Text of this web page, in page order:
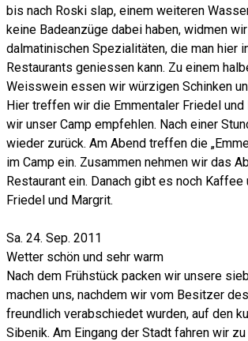
bis nach Roski slap, einem weiteren
keine Badeanzüge dabei haben, widmen
dalmatinischen Spezialitäten, die man hier
Restaurants geniessen kann. Zu einem
Weisswein essen wir würzigen Schinken
Hier treffen wir die Emmentaler Friedel
wir unser Camp empfehlen. Nach einer
wieder zurück. Am Abend treffen die
im Camp ein. Zusammen nehmen wir das
Restaurant ein. Danach gibt es noch Kaffee
Friedel und Margrit.
Sa. 24. Sep. 2011
Wetter schön und sehr warm
Nach dem Frühstück packen wir unsere
machen uns, nachdem wir vom Besitzer
freundlich verabschiedet wurden, auf den
Sibenik. Am Eingang der Stadt fahren wir